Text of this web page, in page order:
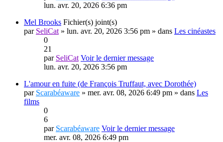
lun. avr. 20, 2026 6:36 pm
Mel Brooks Fichier(s) joint(s)
par SeliCat » lun. avr. 20, 2026 3:56 pm » dans Les cinéastes
0
21
par SeliCat Voir le dernier message
lun. avr. 20, 2026 3:56 pm
L'amour en fuite (de François Truffaut, avec Dorothée)
par Scarabéaware » mer. avr. 08, 2026 6:49 pm » dans Les
films
0
6
par Scarabéaware Voir le dernier message
mer. avr. 08, 2026 6:49 pm